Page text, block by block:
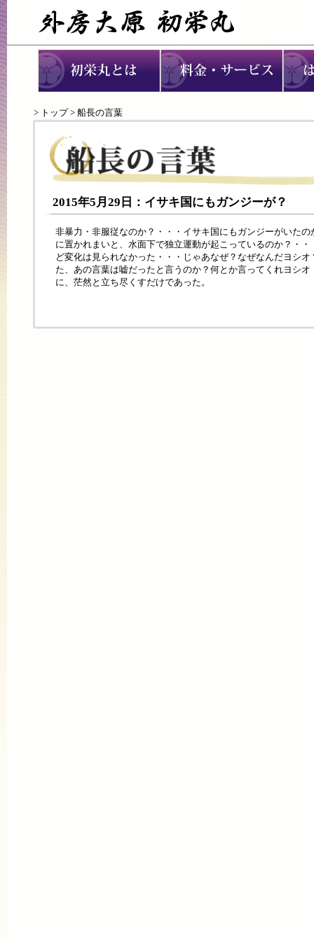
> トップ> 船長の言葉
2015年5月29日：イサキ国にもガンジーが？
非暴力・非服従なのか？・・・イサキ国にもガンジーがいた
に置かれまいと、水面下で独立運動が起こっているのか？・
ど変化は見られなかった・・・じゃあなぜ？なぜなんだヨシ
た、あの言葉は嘘だったと言うのか？何とか言ってくれヨシ
に、茫然と立ち尽くすだけであった。